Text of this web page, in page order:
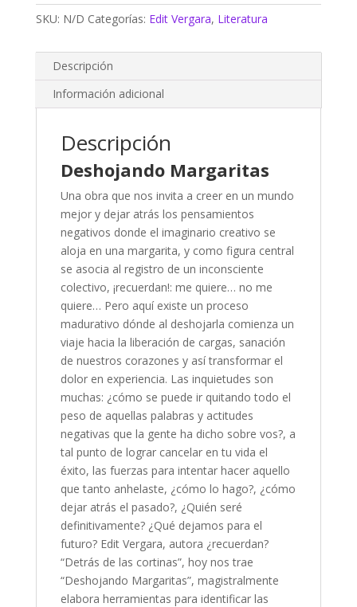
SKU: N/D Categorías: Edit Vergara, Literatura
Descripción
Información adicional
Descripción
Deshojando Margaritas
Una obra que nos invita a creer en un mundo
mejor y dejar atrás los pensamientos
negativos donde el imaginario creativo se
aloja en una margarita, y como figura central
se asocia al registro de un inconsciente
colectivo, ¡recuerdan!: me quiere… no me
quiere… Pero aquí existe un proceso
madurativo dónde al deshojarla comienza un
viaje hacia la liberación de cargas, sanación
de nuestros corazones y así transformar el
dolor en experiencia. Las inquietudes son
muchas: ¿cómo se puede ir quitando todo el
peso de aquellas palabras y actitudes
negativas que la gente ha dicho sobre vos?, a
tal punto de lograr cancelar en tu vida el
éxito, las fuerzas para intentar hacer aquello
que tanto anhelaste, ¿cómo lo hago?, ¿cómo
dejar atrás el pasado?, ¿Quién seré
definitivamente? ¿Qué dejamos para el
futuro? Edit Vergara, autora ¿recuerdan?
“Detrás de las cortinas”, hoy nos trae
“Deshojando Margaritas”, magistralmente
elabora herramientas para identificar las